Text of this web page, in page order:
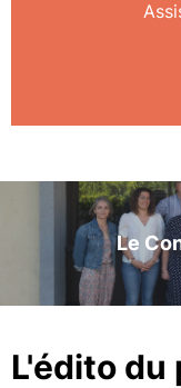
Le
L'édito du